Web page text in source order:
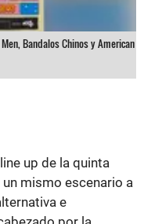
Bandalos Chinos y American
up de la quinta
mismo escenario a
e